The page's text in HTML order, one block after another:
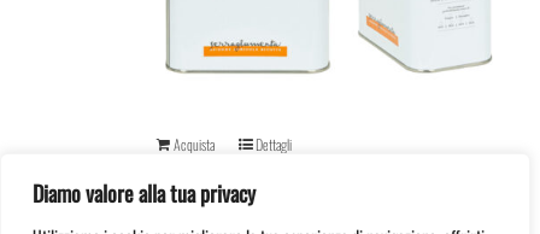
Diamo valore alla tua privacy
Acquista Dettagli